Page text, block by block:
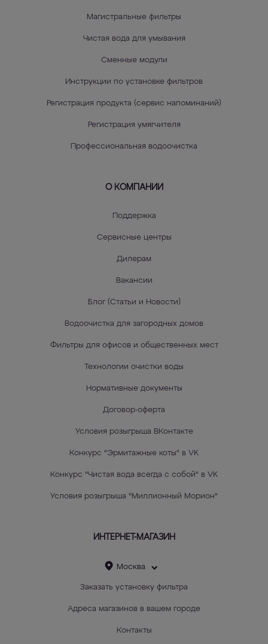
Магистральные фильтры
Чистая вода для умывания
Сменные модули
Инструкции по установке фильтров
Регистрация продукта (сервис напоминаний)
Регистрация умягчителя
Профессиональная водоочистка
О КОМПАНИИ
Поддержка
Сервисные центры
Дилерам
Вакансии
Блог (Статьи и Новости)
Водоочистка для загородных домов
Фильтры для офисов и общественных мест
Технологии очистки воды
Нормативные документы
Договор-оферта
Условия розыгрыша ВКонтакте
Конкурс "Эрмитажные коты" в VK
Конкурс "Чистая вода всегда с собой" в VK
Условия розыгрыша "Миллионный Морион"
ИНТЕРНЕТ-МАГАЗИН
Москва
Заказать установку фильтра
Адреса магазинов в вашем городе
Контакты